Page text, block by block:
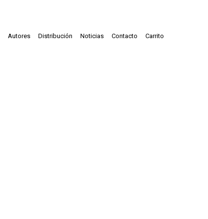
Autores Distribución Noticias Contacto Carrito